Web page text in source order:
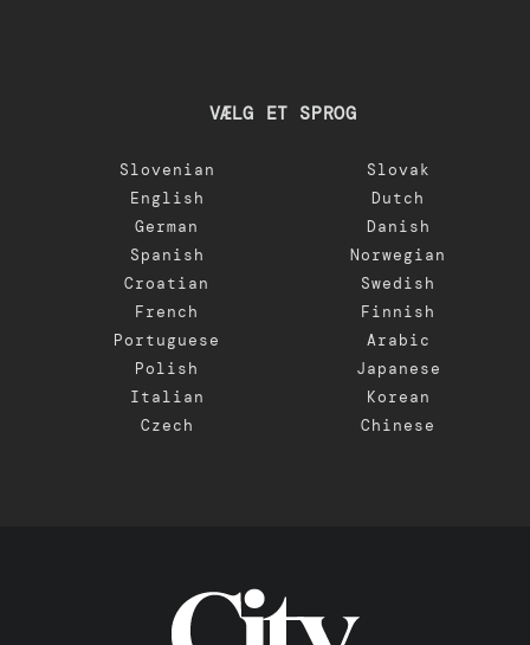
VÆLG ET SPROG
Slovenian
English
German
Spanish
Croatian
French
Portuguese
Polish
Italian
Czech
Slovak
Dutch
Danish
Norwegian
Swedish
Finnish
Arabic
Japanese
Korean
Chinese